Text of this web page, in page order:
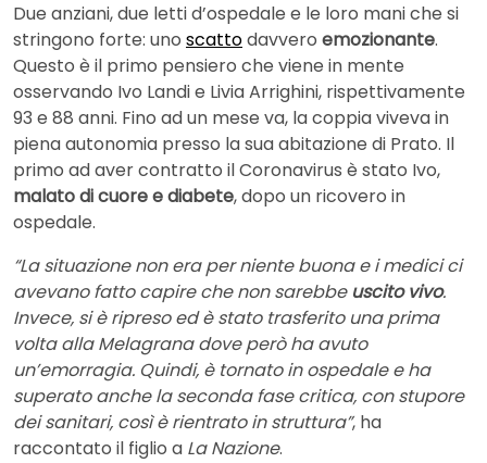
Due anziani, due letti d’ospedale e le loro mani che si
stringono forte: uno scattodavvero emozionante.
Questo è il primo pensiero che viene in mente
osservando Ivo Landi e Livia Arrighini, rispettivamente
93 e 88 anni. Fino ad un mese va, la coppia viveva in
piena autonomia presso la sua abitazione di Prato. Il
primo ad aver contratto il Coronavirus è stato Ivo,
malato di cuore e diabete, dopo un ricovero in
ospedale.
“La situazione non era per niente buona e i medici ci
avevano fatto capire che non sarebbe uscito vivo.
Invece, si è ripreso ed è stato trasferito una prima
volta alla Melagrana dove però ha avuto
un’emorragia. Quindi, è tornato in ospedale e ha
superato anche la seconda fase critica, con stupore
dei sanitari, così è rientrato in struttura”, ha
raccontato il figlio a La Nazione.